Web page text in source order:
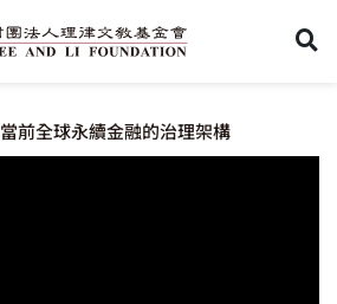
當前全球永續金融的治理架構